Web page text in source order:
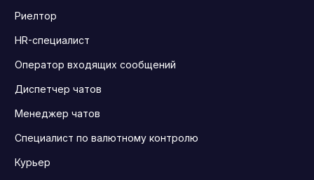
Риелтор
HR-специалист
Оператор входящих сообщений
Диспетчер чатов
Менеджер чатов
Специалист по валютному контролю
Курьер